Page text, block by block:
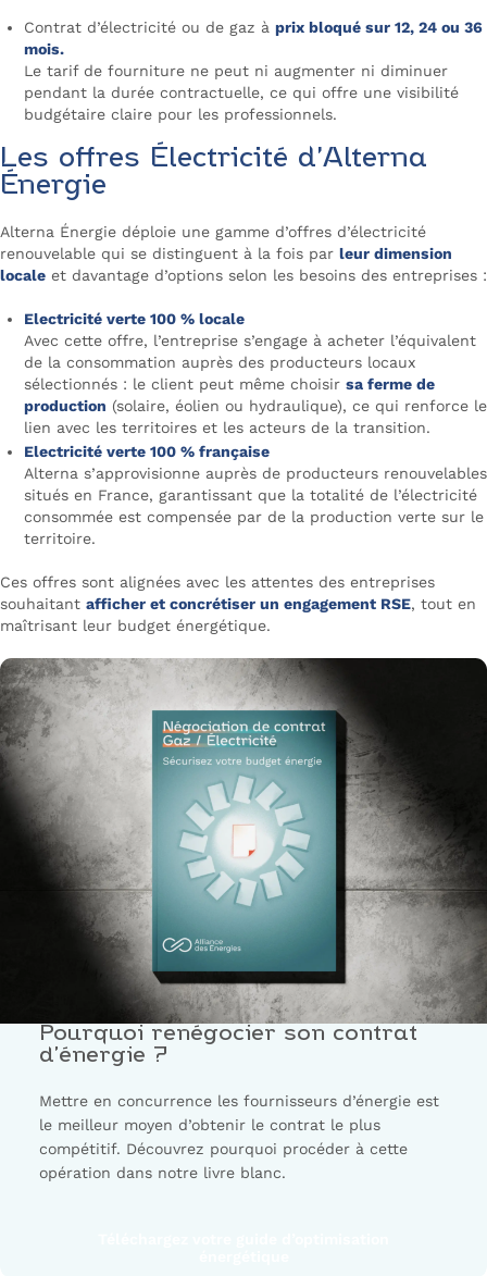
Contrat d’électricité ou de gaz à prix bloqué sur 12, 24 ou 36
mois.
Le tarif de fourniture ne peut ni augmenter ni diminuer
pendant la durée contractuelle, ce qui offre une visibilité
budgétaire claire pour les professionnels.
Les offres Électricité d’Alterna
Énergie
Alterna Énergie déploie une gamme d’offres d’électricité
renouvelable qui se distinguent à la fois par leur dimension
locale et davantage d’options selon les besoins des entreprises :
Electricité verte 100 % locale
Avec cette offre, l’entreprise s’engage à acheter l’équivalent
de la consommation auprès des producteurs locaux
sélectionnés : le client peut même choisir sa ferme de
production (solaire, éolien ou hydraulique), ce qui renforce le
lien avec les territoires et les acteurs de la transition.
Electricité verte 100 % française
Alterna s’approvisionne auprès de producteurs renouvelables
situés en France, garantissant que la totalité de l’électricité
consommée est compensée par de la production verte sur le
territoire.
Ces offres sont alignées avec les attentes des entreprises
souhaitant afficher et concrétiser un engagement RSE, tout en
maîtrisant leur budget énergétique.
Pourquoi renégocier son contrat
d’énergie ?
Mettre en concurrence les fournisseurs d’énergie est
le meilleur moyen d’obtenir le contrat le plus
compétitif. Découvrez pourquoi procéder à cette
opération dans notre livre blanc.